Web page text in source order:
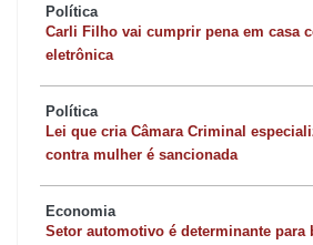
Política
Carli Filho vai cumprir pena em casa
eletrônica
Política
Lei que cria Câmara Criminal
contra mulher é sancionada
Economia
Setor automotivo é determinante para